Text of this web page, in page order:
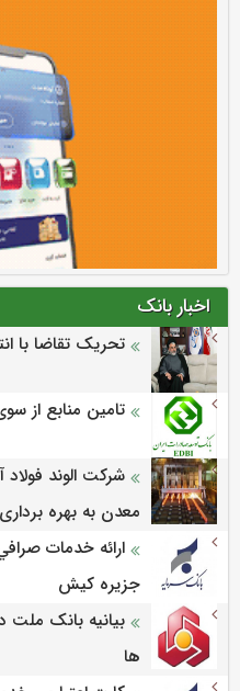
اخبار بانک
تحریک تقاضا با
تامین منابع از
شرکت الوند
معدن به بهره
ارائه خدمات
جزيره كيش
بیانیه بانک ملت
ها